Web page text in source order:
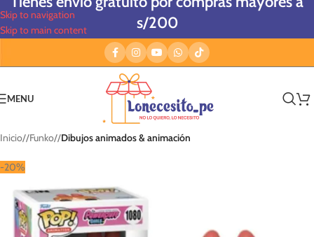
Skip to navigation
Skip to main content
s/200
MENU
Inicio/ Funko/ Dibujos animados & animación
-20%